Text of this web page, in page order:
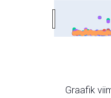
Graafik